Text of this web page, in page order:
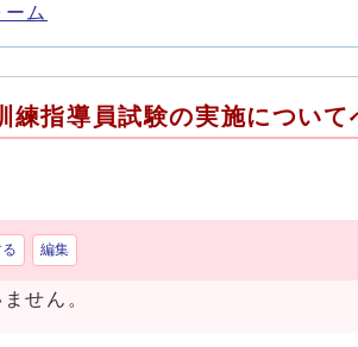
ム
練指導員試験の実施について
編集
せん。